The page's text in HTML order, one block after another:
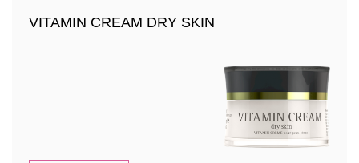
VITAMIN CREAM DRY SKIN